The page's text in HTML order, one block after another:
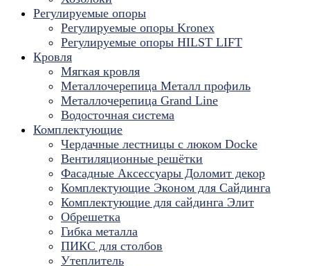
Регулируемые опоры
Регулируемые опоры Kronex
Регулируемые опоры HILST LIFT
Кровля
Мягкая кровля
Металлочерепица Металл профиль
Металлочерепица Grand Line
Водосточная система
Комплектующие
Чердачные лестницы с люком Docke
Вентиляционные решётки
Фасадные Аксессуары Доломит декор
Комплектующие Эконом для Сайдинга
Комплектующие для cайдинга Элит
Обрешетка
Гибка металла
ПИКС для столбов
Утеплитель